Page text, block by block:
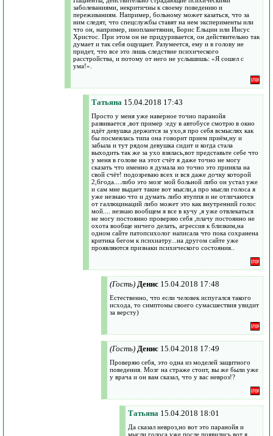
заболеваниями, некритичны к своему поведению и
переживаниям. Например, больному может казаться, что за
ним следят, что спецслужбы ставят на нем эксперименты или
что он, например, инопланетянин, Борис Ельцин или Иисус
Христос. При этом он не придуривается, он действительно так
думает и так себя ощущает. Разумеется, ему и в голову не
придет, что все это лишь следствие психического
расстройства, и потому от него не услышишь: «Я сошел с
ума!».
Татьяна 15.04.2018 17:43
Просто у меня уже наверное точно паранойя
развивается ,вот пример :еду в автобусе смотрю в окно
идёт девушка держится за ухо,я про себя всмыслях как
бы посмеялась типа она говорит прием приём,ну и
забыла и тут рядом девушка сидит и когда стала
выходить так же за ухо взялась,вот представьте себе что
у меня в голове на этот счёт я даже точно не могу
сказать что именно я думала но точно это приняла на
свой счёт! подозреваю всех и вся даже дочку которой
2,6года....либо это мозг мой больной либо он устал уже
и сам мне выдает такие вот мысли,а про мысли голоса я
уже незнаю что и думать либо ятуппя и не отличаются
от галлюцинаций либо может это как внутренний голос
мой.... незнаю вообщем я все в кучу ,я уже отвлекаться
не могу постоянно проверяю себя ,плачу постоянно не
охота вообще ничего делать, агрессия к близким,на
одном сайте патопсихолог написала что пока сохранена
критика бегом к психиатру...на другом сайте уже
проявляются признаки психического состояния..
(Гость) Денис 15.04.2018 17:48
Естественно, что если человек испугался такого
исхода, то симптомы своего сумасшествия увидит
за версту)
(Гость) Денис 15.04.2018 17:49
Проверяю себя, это одна из моделей защитного
поведения. Мозг на страже стоит, вы же были уже
у врача и он вам сказал, что у вас невроз!?
Татьяна 15.04.2018 18:01
Да сказал невроз,но вот это паранойя и
мысли голоса уже после появились,вот я